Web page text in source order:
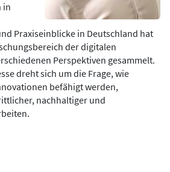
in
Praxiseinblicke in Deutschland hat
der digitalen
Perspektiven gesammelt.
dreht sich um die Frage, wie
befähigt werden,
nachhaltiger und